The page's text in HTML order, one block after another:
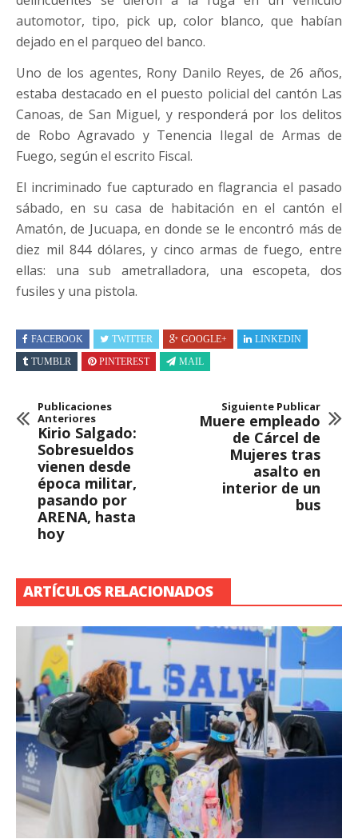
automotor, tipo, pick up, color blanco, que habían
dejado en el parqueo del banco.
Uno de los agentes, Rony Danilo Reyes, de 26 años,
estaba destacado en el puesto policial del cantón Las
Canoas, de San Miguel, y responderá por los delitos
de Robo Agravado y Tenencia Ilegal de Armas de
Fuego, según el escrito Fiscal.
El incriminado fue capturado en flagrancia el pasado
sábado, en su casa de habitación en el cantón el
Amatón, de Jucuapa, en donde se le encontró más de
diez mil 844 dólares, y cinco armas de fuego, entre
ellas: una sub ametralladora, una escopeta, dos
fusiles y una pistola.
FACEBOOK TWITTER GOOGLE+
LINKEDIN
TUMBLR
PINTEREST MAIL
Publicaciones
Anteriores
Kirio Salgado:
Sobresueldos
vienen desde
época militar,
pasando por
ARENA, hasta
hoy
Siguiente Publicar
Muere empleado
de Cárcel de
Mujeres tras
asalto en
interior de un
bus
ARTÍCULOS RELACIONADOS